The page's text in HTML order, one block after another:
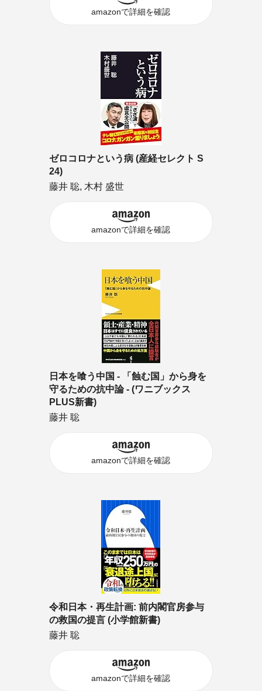
amazonで詳細を確認
ゼロコロナという病 (産経セレクト S
24)
藤井 聡, 木村 盛世
amazonで詳細を確認
日本を喰う中国 - 「蝕む国」から身を
守るための抗中論 - (ワニブックス
PLUS新書)
藤井 聡
amazonで詳細を確認
令和日本・再生計画: 前内閣官房参与
の救国の提言 (小学館新書)
藤井 聡
amazonで詳細を確認